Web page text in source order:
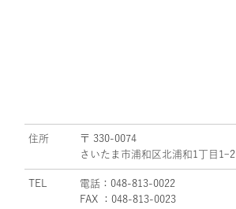
住所
〒 330-0074
さいたま市浦和区北浦和1丁目1ｰ2
TEL
電話：048-813-0022
FAX ：048-813-0023